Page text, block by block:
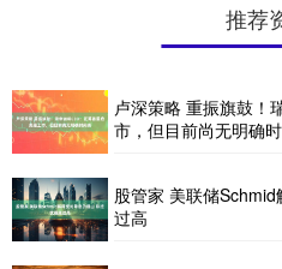
推荐
卢深策略 重振旗鼓！
市，但目前尚无明确
股管家 美联储
过高